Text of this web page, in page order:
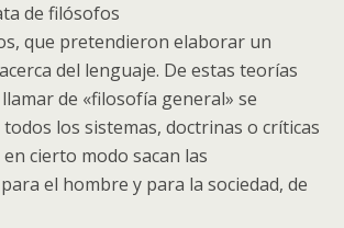
de filósofos
que pretendieron elaborar un
del lenguaje. De estas teorías
de «filosofía general» se
los sistemas, doctrinas o críticas
cierto modo sacan las
el hombre y para la sociedad, de